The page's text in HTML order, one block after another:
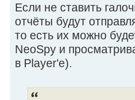
Если не ставить
отчёты будут
то есть их можно
NeoSpy и
в Player'e).